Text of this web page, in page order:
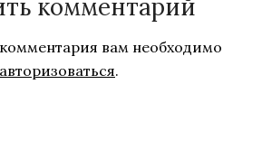
комментарий
вам необходимо
авторизоваться.